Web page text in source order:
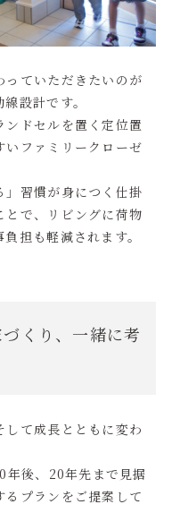
ていただきたいのが
設計です。
ドセルを置く定位置
いファミリークローゼ
習慣が身につく仕掛
とで、リビングに荷物
担も軽減されます。
くり、一緒に考
て成長とともに変わ
年後、20年先まで見据
るプランをご提案して